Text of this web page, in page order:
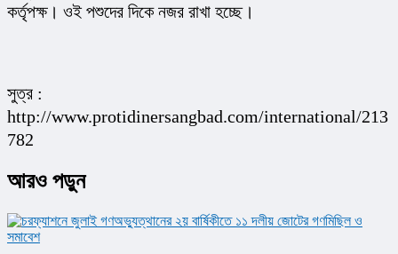
কর্তৃপক্ষ। ওই পশুদের দিকে নজর রাখা হচ্ছে।
সুত্র :
http://www.protidinersangbad.com/international/213
782
আরও পড়ুন